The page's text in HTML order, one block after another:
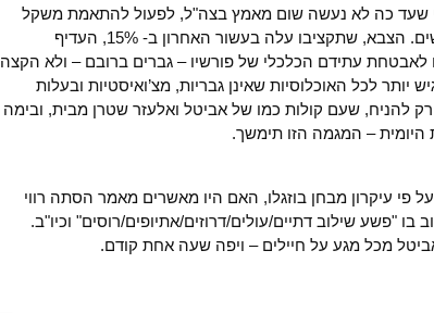
שעד כה לא נעשה שום מאמץ בצה"ל, לפעול להתאמת משקל
האפוד וציודיו למסת השרירים של נשים. הצבא, שתקציבו עלה בעשור האחרון ב- 15%, העדיף
עתידם הכלכלי של פורשיו – גברים ברובם – ולא הקצה
יותר לכל האוכלוסיות שאינן גבריות, מצ’ואיסטיות ובעלות
רק להניח, שעם קולות כמו של אביטל ואלעזר שטרן מבית, ובימה
היומית – המגמה הזו תימשך.
פי עיקרון מבחן בוזגלו, האם היו מאשרים מאמר הסתה רווי
"פשע שילוב דתיים/עולים/דרוזים/אתיופים/רוסים" וכיו"ב.
מכל מגע על חיילים – ויפה שעה אחת קודם.